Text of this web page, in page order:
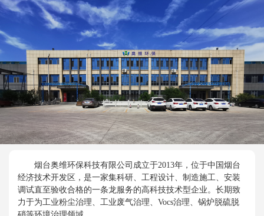
烟台奥维环保科技有限公司成立于2013年，位于中国烟台
经济技术开发区，是一家集科研、工程设计、制造施工、安装
调试直至验收合格的一条龙服务的高科技技术型企业。长期致
力于为工业粉尘治理、工业废气治理、Vocs治理、锅炉脱硫脱